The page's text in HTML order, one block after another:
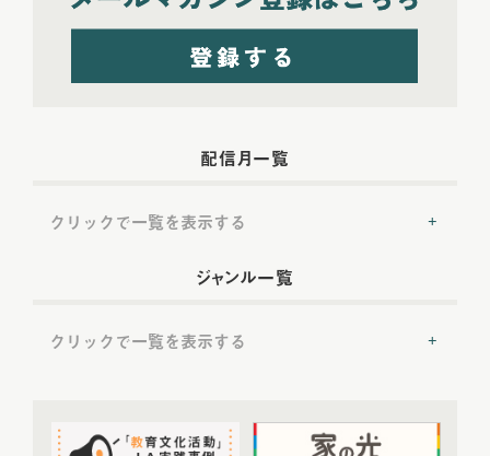
配信月一覧
クリックで一覧を表示する
2022年7月配信 (8)
2022年10月配信 (7)
ジャンル一覧
クリックで一覧を表示する
トップ対談(50)